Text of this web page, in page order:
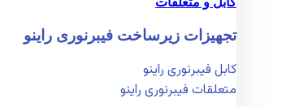
تجهیزات زیر‌ساخت فیبر‌نوری راینو
کابل فیبر‌نوری راینو
متعلقات فیبر‌نوری راینو